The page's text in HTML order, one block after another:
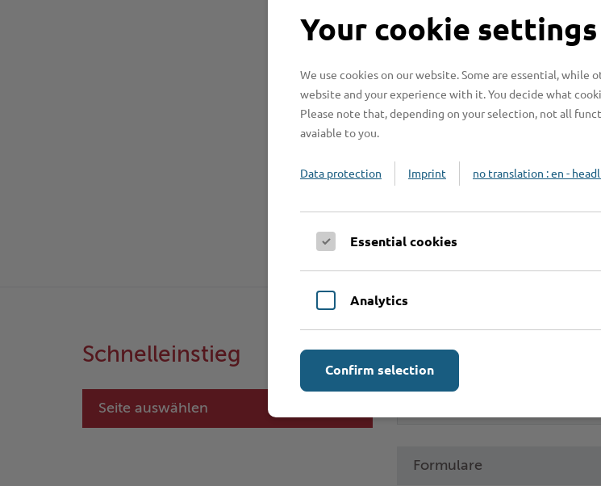
Schnelleinstieg
Seite auswählen
Online-Services
Formulare
Your cookie settings
We use cookies on our website. Some are essential, while
website and your experience with it. You decide what
Please note that, depending on your selection, not all
avaiable to you.
Data protection Imprint no translation : en -
Essential cookies
Analytics
Confirm selection